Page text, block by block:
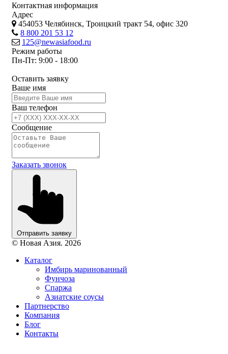
Контактная информация
Адрес
454053 Челябинск, Троицкий тракт 54, офис 320
8 800 201 53 12
125@newasiafood.ru
Режим работы
Пн-Пт: 9:00 - 18:00
Оставить заявку
Ваше имя
Ваш телефон
Сообщение
Заказать звонок
Отправить заявку
© Новая Азия. 2026
Каталог
Имбирь маринованный
Фунчоза
Спаржа
Азиатские соусы
Партнерство
Компания
Блог
Контакты